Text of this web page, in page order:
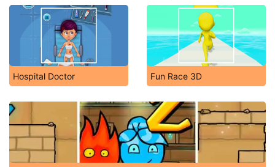
Hospital Doctor Fun Race 3D